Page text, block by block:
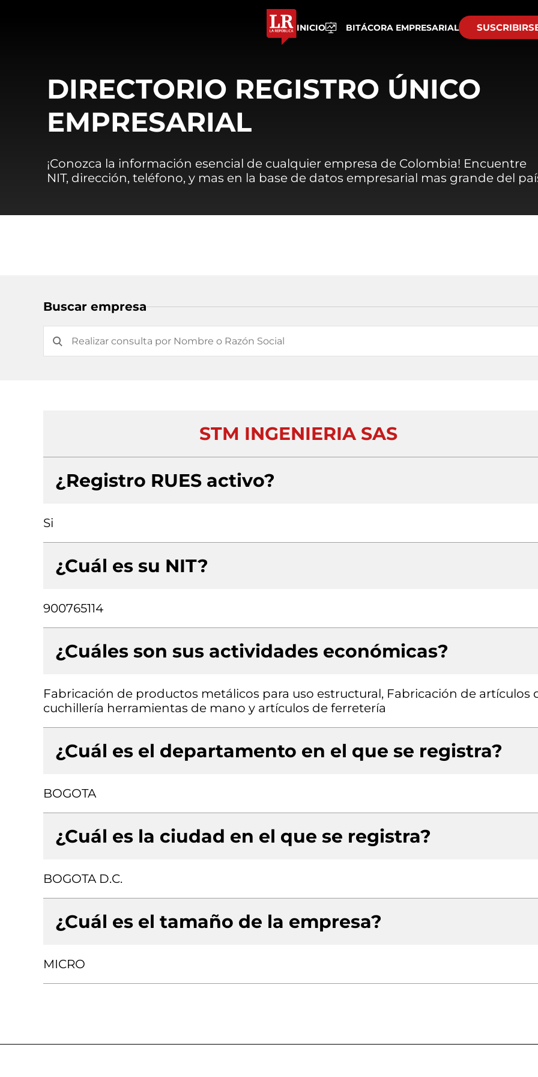
INICIO BITÁCORA EMPRESARIAL
DIRECTORIO REGISTRO ÚNICO
EMPRESARIAL
¡Conozca la información esencial de cualquier empresa de Colombia! Encuentre
NIT, dirección, teléfono, y mas en la base de datos empresarial mas grande del
Buscar empresa
STM INGENIERIA SAS
¿Registro RUES activo?
Si
¿Cuál es su NIT?
900765114
¿Cuáles son sus actividades económicas?
Fabricación de productos metálicos para uso estructural, Fabricación de artículos
cuchillería herramientas de mano y artículos de ferretería
¿Cuál es el departamento en el que se registra?
BOGOTA
¿Cuál es la ciudad en el que se registra?
BOGOTA D.C.
¿Cuál es el tamaño de la empresa?
MICRO